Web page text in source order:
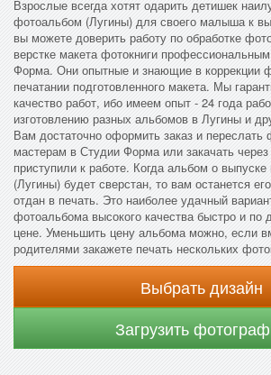
Взрослые всегда хотят одарить детишек
фотоальбом (Лугины) для своего малыша к
вы можете доверить работу по обработке
верстке макета фотокниги
Форма. Они опытные и знающие в коррекции
печатании подготовленного макета. Мы
качество работ, ибо имеем опыт - 24 года
изготовлению разных альбомов в Лугины и
Вам достаточно оформить заказ и
мастерам в Студии Форма или закачать
приступили к работе. Когда альбом о
(Лугины) будет сверстан, то вам останется
отдан в печать. Это наиболее удачный
фотоальбома высокого качества быстро и по
цене. Уменьшить цену альбома можно, если
родителями закажете печать нескольких
Выбрать дизайн
Загрузить